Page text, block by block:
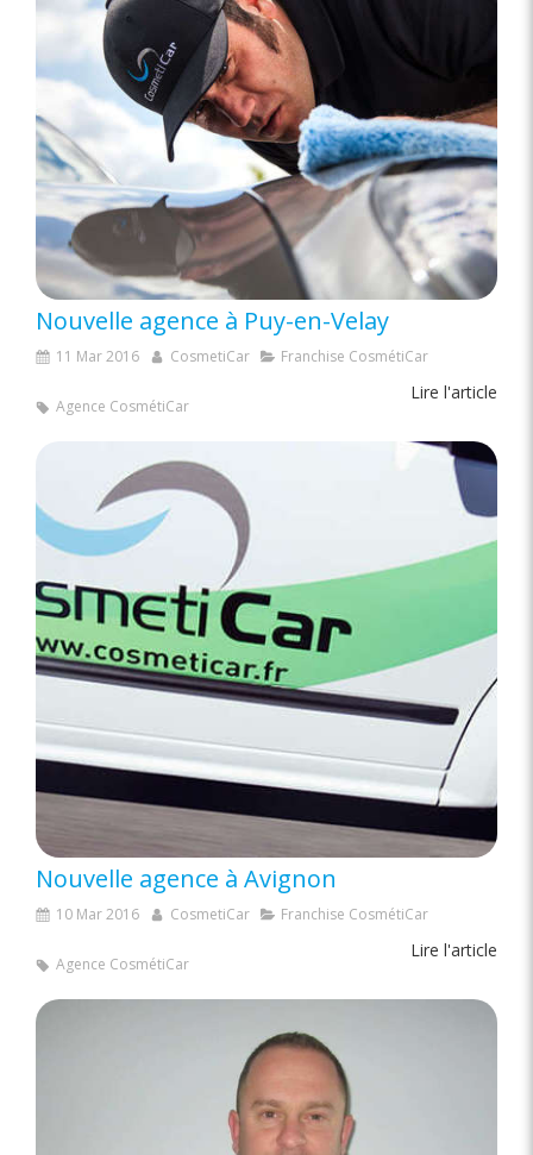
Nouvelle agence à Puy-en-Velay
11 Mar 2016 CosmetiCar Franchise CosmétiCar
Lire l'article
Agence CosmétiCar
Nouvelle agence à Avignon
10 Mar 2016 CosmetiCar Franchise CosmétiCar
Lire l'article
Agence CosmétiCar